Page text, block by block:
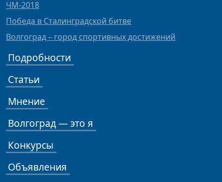
ЧМ-2018
Победа в Сталинградской битве
Волгоград – город спортивных достижений
Подробности
Статьи
Мнение
Волгоград — это я
Конкурсы
Объявления